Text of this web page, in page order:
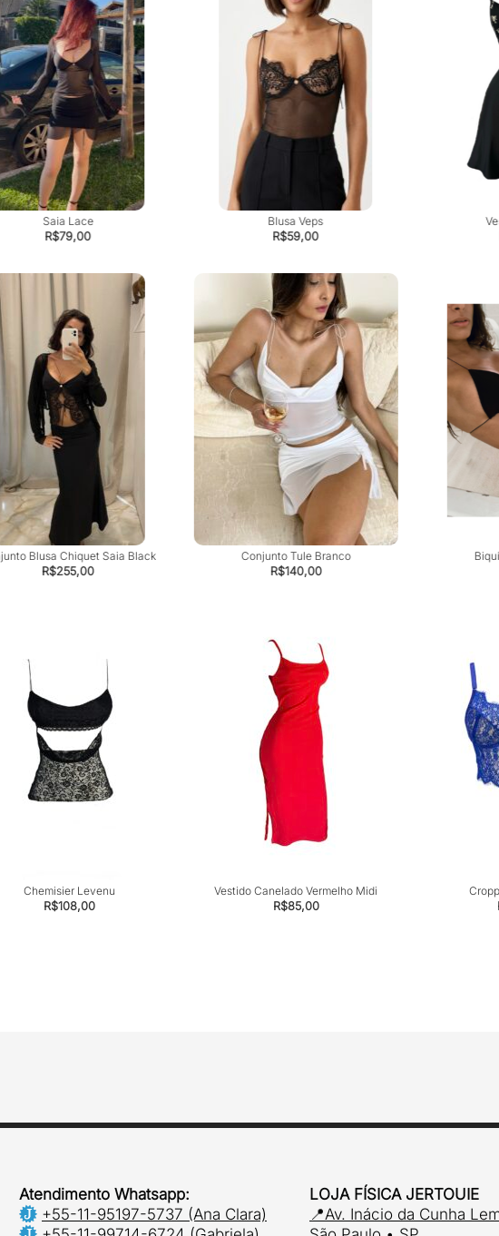
Saia Lace
R$79,00
Blusa Veps
R$59,00
Conjunto Tule Branco
R$140,00
Blusa Chiquet Saia Black
R$255,00
Chemisier Levenu
R$108,00
Vestido Canelado Vermelho Midi
R$85,00
Atendimento Whatsapp:
+55-11-95197-5737 (Ana Clara)
LOJA FÍSICA JERTOUIE
📍Av. Inácio da Cunha